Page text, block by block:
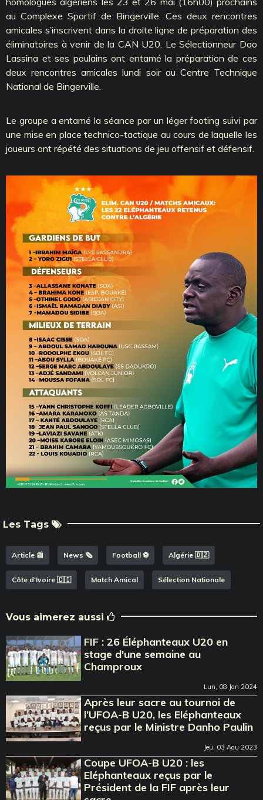
au Complexe Sportif de Bingerville. Ces deux rencontres
amicales s’inscrivent dans la droite ligne de préparation des
éliminatoires à venir de la CAN U20. Le Sélectionneur Dao
Lassina et ses poulains ont entamé la préparation de ces
deux rencontres amicales lundi soir au Centre Technique
National de Bingerville.
Le groupe a entamé la séance par un léger footing suivi par
une mise en place technico-tactique au cours de laquelle les
joueurs ont répété des situations de jeu offensif et défensif.
Les Tags
Article 📰 News 🗞️ Football ⚽️ Algérie 🇩🇿
Côte d'Ivoire 🇨🇮 Match Amical Sélection Nationale
Vous aimerez aussi
FIF : 26 Éléphanteaux U20 en
stage d'une semaine au
Champroux
Lun, 08 Jan 2024
Après leur sacre au tournoi de
l’UFOA-B U20, les Eléphanteaux
reçus par le Ministre Danho Paulin
Jeu, 03 Aou 2023
Coupe UFOA-B U20 : les
Eléphanteaux reçus par le
Président de la FIF après leur